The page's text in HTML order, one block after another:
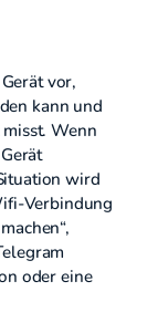
vor,
kann und
Wenn
wird
Verbindung
oder eine